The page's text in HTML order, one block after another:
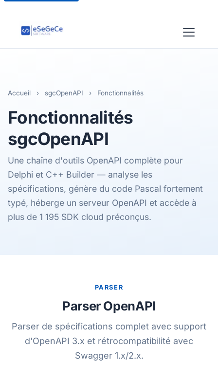
Accueil › sgcOpenAPI › Fonctionnalités
Fonctionnalités
sgcOpenAPI
Une chaîne d'outils OpenAPI complète pour
Delphi et C++ Builder — analyse les
spécifications, génère du code Pascal fortement
typé, héberge un serveur OpenAPI et accède à
plus de 1 195 SDK cloud préconçus.
PARSER
Parser OpenAPI
Parser de spécifications complet avec support
d'OpenAPI 3.x et rétrocompatibilité avec
Swagger 1.x/2.x.